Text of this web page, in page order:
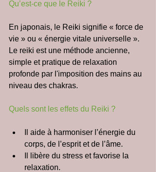
Qu’est-ce que le Reiki ?
En japonais, le Reiki signifie « force de
vie » ou « énergie vitale universelle ».
Le reiki est une méthode ancienne,
simple et pratique de relaxation
profonde par l'imposition des mains au
niveau des chakras.
Quels sont les effets du Reiki ?
Il aide à harmoniser l’énergie du
corps, de l’esprit et de l’âme.
Il libère du stress et favorise la
relaxation.